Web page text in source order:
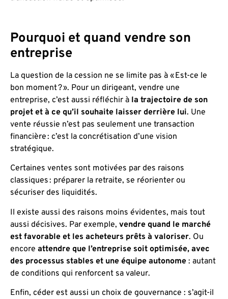
Pourquoi et quand vendre son
entreprise
La question de la cession ne se limite pas à « Est-ce le
bon moment ? ». Pour un dirigeant, vendre une
entreprise, c’est aussi réfléchir à la trajectoire de son
projet et à ce qu’il souhaite laisser derrière lui. Une
vente réussie n’est pas seulement une transaction
financière : c’est la concrétisation d’une vision
stratégique.
Certaines ventes sont motivées par des raisons
classiques : préparer la retraite, se réorienter ou
sécuriser des liquidités.
Il existe aussi des raisons moins évidentes, mais tout
aussi décisives. Par exemple, vendre quand le marché
est favorable et les acheteurs prêts à valoriser. Ou
encore attendre que l’entreprise soit optimisée, avec
des processus stables et une équipe autonome : autant
de conditions qui renforcent sa valeur.
Enfin, céder est aussi un choix de gouvernance : s’agit-il